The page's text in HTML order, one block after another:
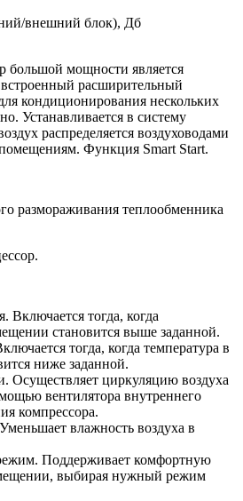
внешний блок), Дб
большой мощности является
расширительный
кондиционирования нескольких
Устанавливается в систему
распределяется воздуховодами
Функция Smart Start.
размораживания теплообменника
Включается тогда, когда
становится выше заданной.
тогда, когда температура в
ниже заданной.
Осуществляет циркуляцию воздуха
вентилятора внутреннего
компрессора.
влажность воздуха в
Поддерживает комфортную
выбирая нужный режим